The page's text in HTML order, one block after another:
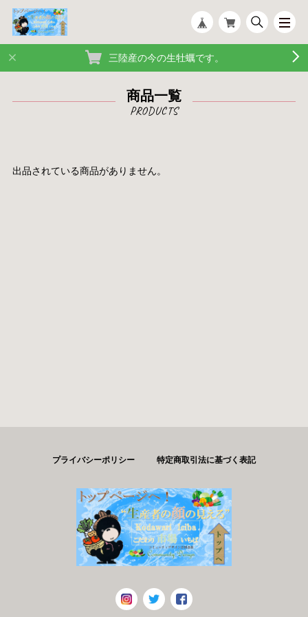
三陸産の今の生牡蠣です。
商品一覧
出品されている商品がありません。
プライバシーポリシー 特定商取引法に基づく表記